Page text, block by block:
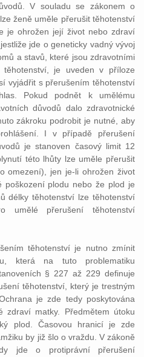
V souladu se zákonem o
ženě uměle přerušit těhotenství
je ohrožen její život nebo zdraví
jde o geneticky vadný vývoj
a stavů, které jsou zdravotními
je uveden v příloze
vyjádřit s přerušením těhotenství
Pokud podnět k umělému
důvodů dalo zdravotnické
zákroku podrobit je nutné, aby
I v případě přerušení
je stanoven časový limit 12
této lhůty lze uměle přerušit
omezení), jen je-li ohrožen život
poškození plodu nebo že plod je
délky těhotenství lze těhotenství
umělé přerušení těhotenství
těhotenství je nutno zmínit
která na tuto problematiku
§ 227 až 229 definuje
těhotenství, který je trestným
je zde tedy poskytována
matky. Předmětem útoku
plod. Časovou hranicí je zde
by již šlo o vraždu. V zákoně
jde o protiprávní přerušení